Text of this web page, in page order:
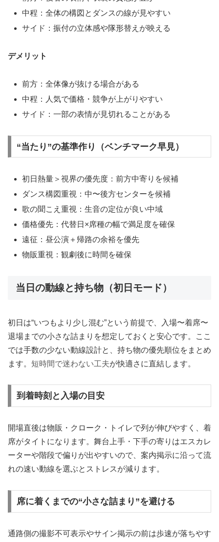
中程：全体の構図とダンスの線が見やすい
サイド：振付の立体感や隊形替えが映える
デメリット
前方：全体像が抜ける場合がある
中程：人気で価格・競争が上がりやすい
サイド：一部の表情が見切れることがある
“当たり”の基準作り（ベンチマーク早見）
初日熱量＞視界の優先度：前方中寄りを候補
ダンス構図重視：中〜後方センターを候補
歌の聞こえ重視：生音の定位が良い中域
価格優先：代替日×席種の幅で満足度を確保
遠征：昼公演＋帰路の余裕を優先
物販重視：観劇後に時間を確保
当日の動線と持ち物（初日モード）
初日は“いつもより少し混む”という前提で、入場〜着席〜
退場までの小さな詰まりを想定しておくと安心です。ここ
では手数の少ない動線設計と、持ち物の優先順位をまとめ
ます。 短時間で迷わない工夫が快適さに直結します。
到着時刻と入場の目安
開場直後は物販・クローク・トイレで列が伸びやすく、着
席がタイトになります。舞台上手・下手の寄りはエスカレ
ーターや階段で偏りが出やすいので、案内掲示に沿って流
れの速い動線を選ぶとストレスが減ります。
席に着くまでの“小さな詰まり”を避ける
通路側の撮影不可表示やサイン掲示の前は歩速が落ちやす